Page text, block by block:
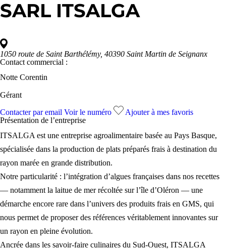
SARL ITSALGA
1050 route de Saint Barthélémy, 40390 Saint Martin de Seignanx
Contact commercial :
Notte Corentin
Gérant
Contacter par email Voir le numéro
Ajouter à mes favoris
Présentation de l’entreprise
ITSALGA est une entreprise agroalimentaire basée au Pays Basque,
spécialisée dans la production de plats préparés frais à destination du
rayon marée en grande distribution.
Notre particularité : l’intégration d’algues françaises dans nos recettes
— notamment la laitue de mer récoltée sur l’île d’Oléron — une
démarche encore rare dans l’univers des produits frais en GMS, qui
nous permet de proposer des références véritablement innovantes sur
un rayon en pleine évolution.
Ancrée dans les savoir-faire culinaires du Sud-Ouest, ITSALGA